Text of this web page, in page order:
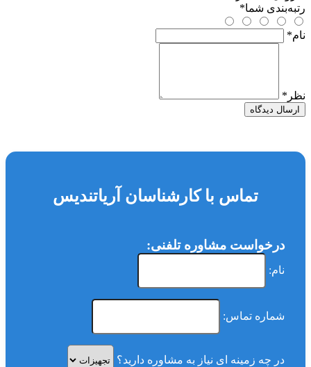
رتبه‌بندی شما*
نام*
نظر *
ارسال دیدگاه
تماس با کارشناسان آریاتندیس
درخواست مشاوره تلفنی:
نام:
شماره تماس:
در چه زمینه ای نیاز به مشاوره دارید؟